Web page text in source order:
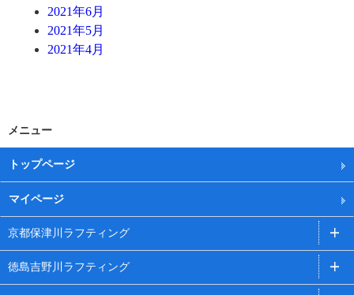
2021年6月
2021年5月
2021年4月
メニュー
トップページ
マイページ
京都保津川ラフティング
徳島吉野川ラフティング